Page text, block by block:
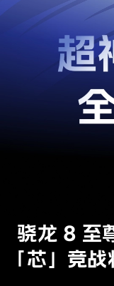
骁龙 8 至
「芯」 竞战